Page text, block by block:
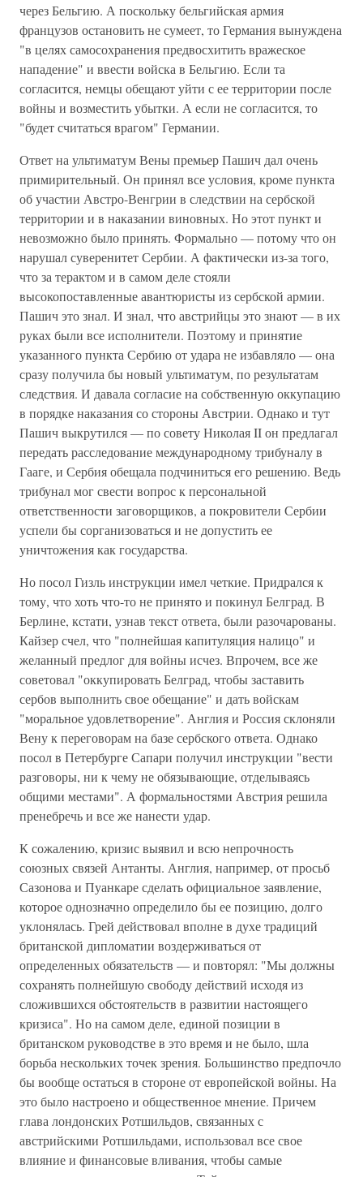
через Бельгию. А поскольку бельгийская армия
французов остановить не сумеет, то Германия вынуждена
"в целях самосохранения предвосхитить вражеское
нападение" и ввести войска в Бельгию. Если та
согласится, немцы обещают уйти с ее территории после
войны и возместить убытки. А если не согласится, то
"будет считаться врагом" Германии.
Ответ на ультиматум Вены премьер Пашич дал очень
примирительный. Он принял все условия, кроме пункта
об участии Австро-Венгрии в следствии на сербской
территории и в наказании виновных. Но этот пункт и
невозможно было принять. Формально — потому что он
нарушал суверенитет Сербии. А фактически из-за того,
что за терактом и в самом деле стояли
высокопоставленные авантюристы из сербской армии.
Пашич это знал. И знал, что австрийцы это знают — в их
руках были все исполнители. Поэтому и принятие
указанного пункта Сербию от удара не избавляло — она
сразу получила бы новый ультиматум, по результатам
следствия. И давала согласие на собственную оккупацию
в порядке наказания со стороны Австрии. Однако и тут
Пашич выкрутился — по совету Николая II он предлагал
передать расследование международному трибуналу в
Гааге, и Сербия обещала подчиниться его решению. Ведь
трибунал мог свести вопрос к персональной
ответственности заговорщиков, а покровители Сербии
успели бы сорганизоваться и не допустить ее
уничтожения как государства.
Но посол Гизль инструкции имел четкие. Придрался к
тому, что хоть что-то не принято и покинул Белград. В
Берлине, кстати, узнав текст ответа, были разочарованы.
Кайзер счел, что "полнейшая капитуляция налицо" и
желанный предлог для войны исчез. Впрочем, все же
советовал "оккупировать Белград, чтобы заставить
сербов выполнить свое обещание" и дать войскам
"моральное удовлетворение". Англия и Россия склоняли
Вену к переговорам на базе сербского ответа. Однако
посол в Петербурге Сапари получил инструкции "вести
разговоры, ни к чему не обязывающие, отделываясь
общими местами". А формальностями Австрия решила
пренебречь и все же нанести удар.
К сожалению, кризис выявил и всю непрочность
союзных связей Антанты. Англия, например, от просьб
Сазонова и Пуанкаре сделать официальное заявление,
которое однозначно определило бы ее позицию, долго
уклонялась. Грей действовал вполне в духе традиций
британской дипломатии воздерживаться от
определенных обязательств — и повторял: "Мы должны
сохранять полнейшую свободу действий исходя из
сложившихся обстоятельств в развитии настоящего
кризиса". Но на самом деле, единой позиции в
британском руководстве в это время и не было, шла
борьба нескольких точек зрения. Большинство предпочло
бы вообще остаться в стороне от европейской войны. На
это было настроено и общественное мнение. Причем
глава лондонских Ротшильдов, связанных с
австрийскими Ротшильдами, использовал все свое
влияние и финансовые вливания, чтобы самые